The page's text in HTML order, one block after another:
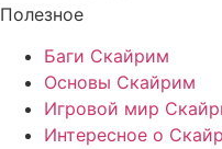
Полезное
Баги Скайрим
Основы Скайрим
Игровой мир
Интересное о